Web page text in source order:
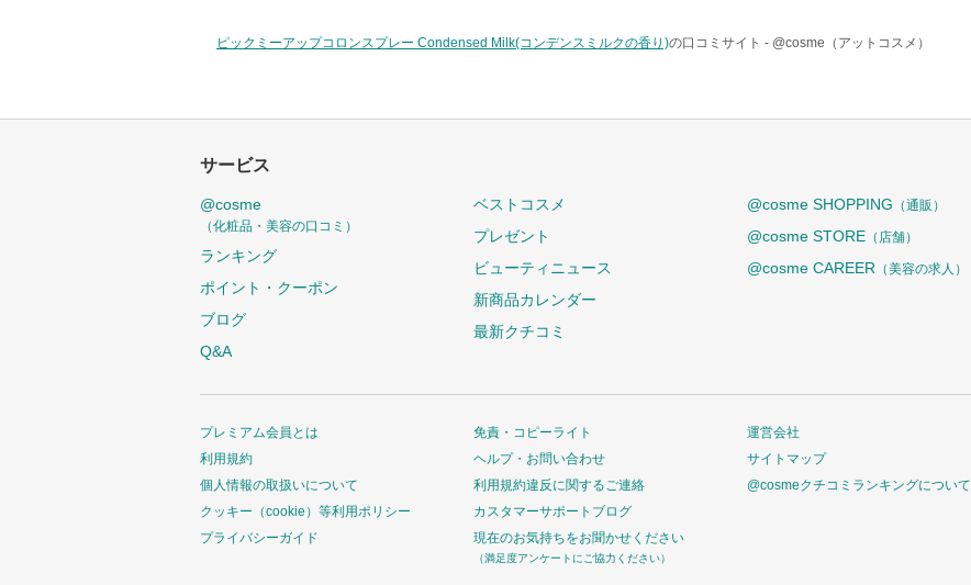
ピックミーアップコロンスプレー Condensed Milk(コンデンスミルクの香り)の口コミサイト - @cosme（アットコスメ）
サービス
@cosme
（化粧品・美容の口コミ）
ランキング
ポイント・クーポン
ブログ
Q&A
ベストコスメ
プレゼント
ビューティニュース
新商品カレンダー
最新クチコミ
@cosme SHOPPING （通販）
@cosme STORE （店舗）
@cosme CAREER （美容の求人）
プレミアム会員とは
利用規約
個人情報の取扱いについて
クッキー（cookie）等利用ポリシー
プライバシーガイド
免責・コピーライト
ヘルプ・お問い合わせ
利用規約違反に関するご連絡
カスタマーサポートブログ
現在のお気持ちをお聞かせください
（満足度アンケートにご協力ください）
運営会社
サイトマップ
@cosmeクチコミランキングについて